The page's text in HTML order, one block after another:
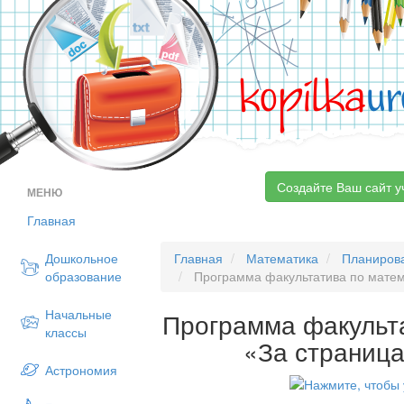
kopilka
МЕНЮ
Главная
Дошкольное
образование
Начальные
классы
Астрономия
Создайте Ваш сайт
Главная Математика
Программа факультатива по
Программа
«За